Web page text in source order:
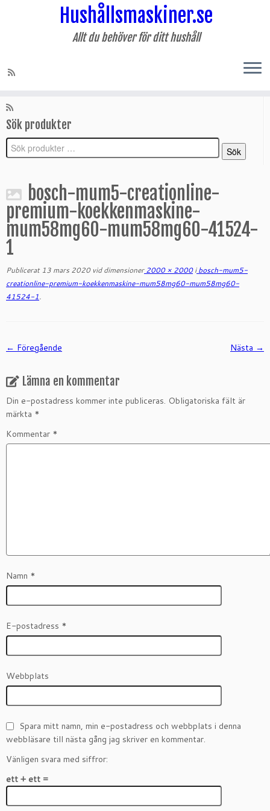
Hoppa
Hushållsmaskiner.se
Allt du behöver för ditt hushåll
Sök produkter
Sök
efter:
Sök
bosch-mum5-creationline-
premium-koekkenmaskine-
mum58mg60-mum58mg60-41524-
1
Publicerat 13 mars 2020vid dimensioner2000 × 2000ibosch-mum5-
creationline-premium-koekkenmaskine-mum58mg60-mum58mg60-
41524-1.
← Föregående Nästa →
Lämna en kommentar
Din e-postadress kommer inte publiceras. Obligatoriska fält är
märkta *
Kommentar *
Namn *
E-postadress *
Webbplats
Spara mitt namn, min e-postadress och webbplats i denna
webbläsare till nästa gång jag skriver en kommentar.
Vänligen svara med siffror:
ett + ett =